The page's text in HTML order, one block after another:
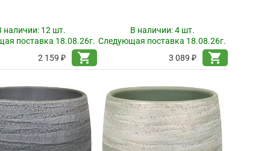
наличии: 12 шт.
поставка 18.08.26г.
2 159 ₽
shopping_cart
В наличии:4 шт.
Следующая поставка 18.08.26г.
3 089 ₽
shopping_cart